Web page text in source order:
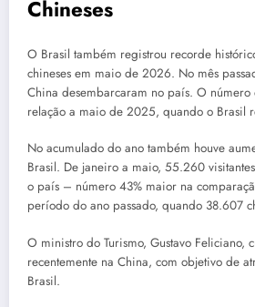
Chineses
O Brasil também registrou recorde
chineses em maio de 2026. No mês
China desembarcaram no país. O número
relação a maio de 2025, quando o Brasil
No acumulado do ano também houve
Brasil. De janeiro a maio, 55.260
o país – número 43% maior na
período do ano passado, quando 38.607
O ministro do Turismo, Gustavo Feliciano,
recentemente na China, com objetivo de
Brasil.